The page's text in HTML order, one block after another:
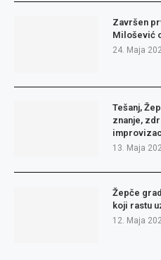
Završen
Milošević
24. Maja
Tešanj,
znanje,
13. Maja
Žepče
koji rastu
12. Maja